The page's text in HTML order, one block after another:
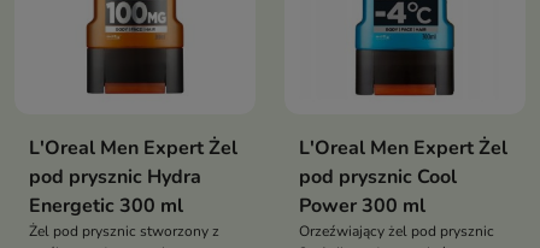
L'Oreal Men Expert Żel
pod prysznic Hydra
Energetic 300 ml
Żel pod prysznic stworzony z
L'Oreal Men Expert Żel
pod prysznic Cool
Power 300 ml
Orzeźwiający żel pod prysznic